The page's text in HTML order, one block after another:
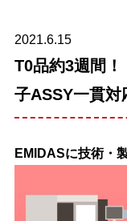
2021.6.15
T0品約3週間
子ASSY一貫対
EMIDASに技術・